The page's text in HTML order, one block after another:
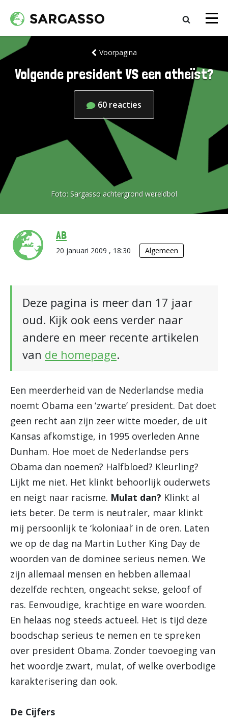
Voorpagina
Volgende president VS een atheïst?
60 reacties
Foto: Sargasso achtergrond wereldbol
AB
20 januari 2009 , 18:30 Algemeen
Deze pagina is meer dan 17 jaar
oud. Kijk ook eens verder naar
andere en meer recente artikelen
van de homepage.
Een meerderheid van de Nederlandse media
noemt Obama een ‘zwarte’ president. Dat doet
geen recht aan zijn zeer witte moeder, de uit
Kansas afkomstige, in 1995 overleden Anne
Dunham. Hoe moet de Nederlandse pers
Obama dan noemen? Halfbloed? Kleurling?
Lijkt me niet. Het klinkt behoorlijk ouderwets
en neigt naar racisme. Mulat dan? Klinkt al
iets beter. De term is neutraler, maar klinkt
mij persoonlijk te ‘koloniaal’ in de oren. Laten
we op de dag na Martin Luther King Day de
woorden van de dominee serieus nemen. We
zijn allemaal mensen en hebben allemaal
dezelfde rechten, ongeacht sekse, geloof of
ras. Eenvoudige, krachtige en ware woorden.
En helaas nog steeds actueel. Het is tijd deze
boodschap serieus te nemen en te spreken
over president Obama. Zonder toevoeging van
het woordje zwart, mulat, of welke overbodige
karakterisering dan ook.
De Cijfers